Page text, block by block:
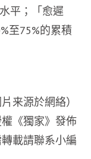
平；「愈遲
至75%的累積
片来源於網絡）
《獨家》發佈
載請聯系小編